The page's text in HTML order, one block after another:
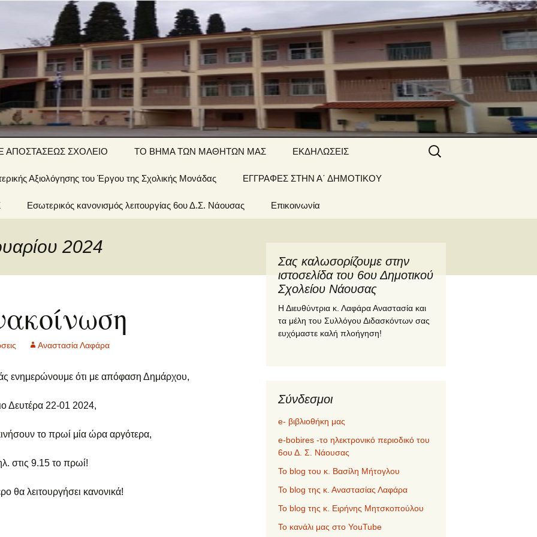
ΣΧΟΛΕΙΟ ΝΑΟΥΣΑΣ
ΑΠΟΣΤΑΣΕΩΣ ΣΧΟΛΕΙΟ
τάξη… εξ
τάξη… εξ
τάξη… εξ
εξ αποστάσεως
εξ
εξ
ΤΟ ΒΗΜΑ ΤΩΝ ΜΑΘΗΤΩΝ ΜΑΣ
Αινίγματα-
ΕΚΔΗΛΩΣΕΙΣ
Γιορτές –
Αξιολόγησης του Έργου της Σχολικής Μονάδας ΕΓΓΡΑΦΕΣ ΣΤΗΝ Α΄ ΔΗΜΟΤΙΚΟΥ
Εσωτερικός κανονισμός λειτουργίας 6ου Δ.Σ. Νάουσας Επικοινωνία
Αναζήτηση
για:
2024
Αναστασία Λαφάρα
ενημερώνουμε ότι με απόφαση Δημάρχου,
Δευτέρα 22-01 2024,
το πρωί μία ώρα αργότερα,
στις 9.15 το πρωί!
θα λειτουργήσει κανονικά!
Σας καλωσορίζουμε στην
ιστοσελίδα του 6ου Δημοτικού
Σχολείου Νάουσας
Η Διευθύντρια κ. Λαφάρα Αναστασία και
τα μέλη του Συλλόγου Διδασκόντων σας
ευχόμαστε καλή πλοήγηση!
Σύνδεσμοι
e- βιβλιοθήκη μας
e-bobires -το ηλεκτρονικό περιοδικό του
6ου Δ. Σ. Νάουσας
To blog του κ. Βασίλη Μήτογλου
Το blog της κ. Αναστασίας Λαφάρα
Το blog της κ. Ειρήνης Μητσκοπούλου
Το κανάλι μας στο YouTube